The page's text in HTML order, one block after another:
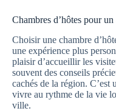
Chambres d’hôtes pour
Choisir une chambre
une expérience plus
plaisir d’accueillir les
souvent des conseils
cachés de la région.
vivre au rythme de la vie
ville.